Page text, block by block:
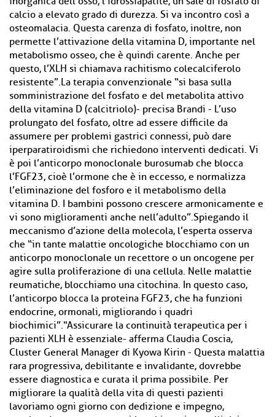
calcio a elevato grado di durezza. Si va incontro così a
osteomalacia. Questa carenza di fosfato, inoltre, non
permette l’attivazione della vitamina D, importante nel
metabolismo osseo, che è quindi carente. Anche per
questo, l’XLH si chiamava rachitismo colecalciferolo
resistente”.La terapia convenzionale “si basa sulla
somministrazione del fosfato e del metabolita attivo
della vitamina D (calcitriolo)- precisa Brandi - L’uso
prolungato del fosfato, oltre ad essere difficile da
assumere per problemi gastrici connessi, può dare
iperparatiroidismi che richiedono interventi dedicati. Vi
è poi l’anticorpo monoclonale burosumab che blocca
l’FGF23, cioè l’ormone che è in eccesso, e normalizza
l’eliminazione del fosforo e il metabolismo della
vitamina D. I bambini possono crescere armonicamente e
vi sono miglioramenti anche nell’adulto”.Spiegando il
meccanismo d’azione della molecola, l’esperta osserva
che “in tante malattie oncologiche blocchiamo con un
anticorpo monoclonale un recettore o un oncogene per
agire sulla proliferazione di una cellula. Nelle malattie
reumatiche, blocchiamo una citochina. In questo caso,
l’anticorpo blocca la proteina FGF23, che ha funzioni
endocrine, ormonali, migliorando i quadri
biochimici”.“Assicurare la continuità terapeutica per i
pazienti XLH è essenziale- afferma Claudia Coscia,
Cluster General Manager di Kyowa Kirin - Questa malattia
rara progressiva, debilitante e invalidante, dovrebbe
essere diagnostica e curata il prima possibile. Per
migliorare la qualità della vita di questi pazienti
lavoriamo ogni giorno con dedizione e impegno,